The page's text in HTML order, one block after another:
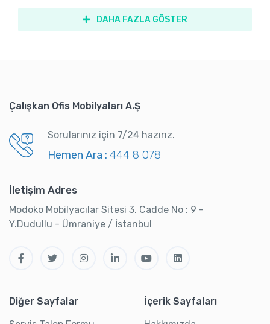
DAHA FAZLA GÖSTER
Çalışkan Ofis Mobilyaları A.Ş
Sorularınız için 7/24 hazırız.
Hemen Ara : 444 8 078
İletişim Adres
Modoko Mobilyacılar Sitesi 3. Cadde No : 9 -
Y.Dudullu - Ümraniye / İstanbul
Diğer Sayfalar İçerik Sayfaları